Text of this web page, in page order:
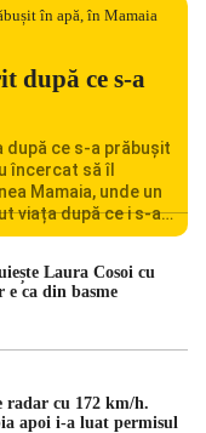
după ce s-a
după ce s-a prăbușit
încercat să îl
Mamaia, unde un
viața după ce i s-a
Laura Cosoi cu
ca din basme
radar cu 172 km/h.
apoi i-a luat permisul